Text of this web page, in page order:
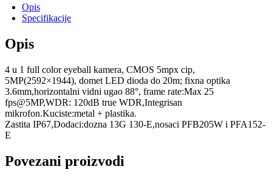
Opis
Specifikacije
Opis
4 u 1 full color eyeball kamera, CMOS 5mpx cip,
5MP(2592×1944), domet LED dioda do 20m; fixna optika
3.6mm,horizontalni vidni ugao 88°, frame rate:Max 25
fps@5MP,WDR: 120dB true WDR,Integrisan
mikrofon.Kuciste:metal + plastika.
Zastita IP67,Dodaci:dozna 13G 130-E,nosaci PFB205W i PFA152-
E
Povezani proizvodi